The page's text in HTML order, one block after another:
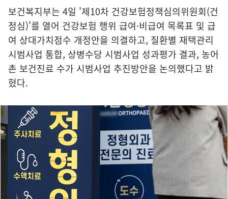
보건복지부는 4일 '제10차 건강보험정책심의위원회(건
정심)'를 열어 건강보험 행위 급여·비급여 목록표 및 급
여 상대가치점수 개정안을 의결하고, 질환별 재택관리
시범사업 통합, 상병수당 시범사업 성과평가 결과, 농어
촌 보건진료 수가 시범사업 추진방안을 논의했다고 밝
혔다.